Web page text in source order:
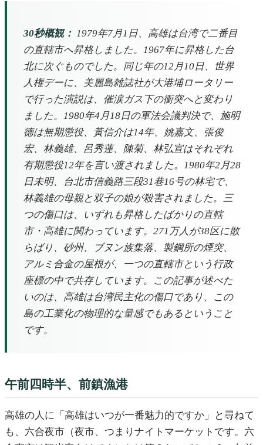
30秒概観： 1979年7月1日、高雄は台湾で二番目
の直轄市へ昇格しました。1967年に昇格した台
北に次ぐものでした。同じ年の12月10日、世界
人権デーに、美麗島雑誌社が大港埔ロータリー
で行った演説は、催涙ガス下の衝突へと変わり
ました。1980年4月18日の軍法会議判決で、施明
德は無期懲役、黃信介は14年、姚嘉文、張俊
宏、林義雄、呂秀蓮、陳菊、林弘宣はそれぞれ
有期懲役12年を言い渡されました。1980年2月28
日未明、台北市信義路三段31巷16号の林宅で、
林義雄の母親と双子の娘が殺害されました。三
つの傷口は、いずれも昇格したばかりの直轄
市・高雄に関わっています。271万人が38区に散
らばり、砂州、ブヌン族集落、製鋼所の煙突、
アルミ合金の屋根が、一つの直轄市という行政
座標の中で共存しています。この記事が述べた
いのは、高雄は台湾民主化の傷口であり、この
島の工業化の物理的な量感でもあるということ
です。
午前四時半、前鎮漁港
高雄の人に「高雄はいつが一番魅力的ですか」と尋ねて
も、六合夜市（夜市、つまりナイトマーケットです。六